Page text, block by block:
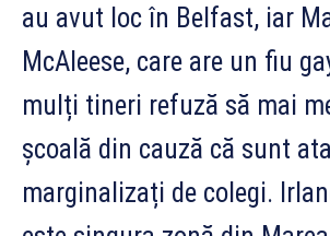
au avut loc în Belfast, iar
McAleese, care are un fiu
mulți tineri refuză să mai
școală din cauză că sunt
marginalizați de colegi.